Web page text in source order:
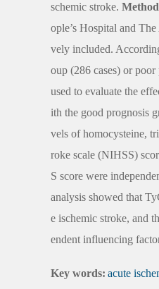
schemic stroke.
ople’s Hospital and
vely included.
oup (286 cases) or
used to evaluate the
ith the good prognosis
vels of homocysteine,
roke scale (NIHSS)
S score were
analysis showed that
e ischemic stroke, and
endent influencing
Key words: acute